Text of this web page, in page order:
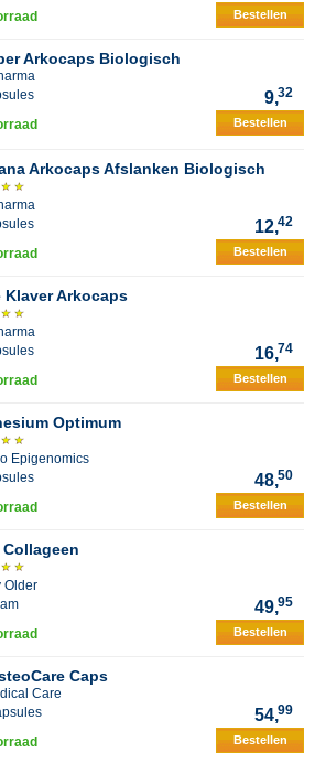
Bestellen
Arkocaps Biologisch
9,32
Bestellen
Arkocaps Afslanken Biologisch
12,42
Bestellen
Klaver Arkocaps
16,74
Bestellen
Optimum
Epigenomics
48,50
Bestellen
Older
49,95
Bestellen
Caps
Care
54,99
Bestellen